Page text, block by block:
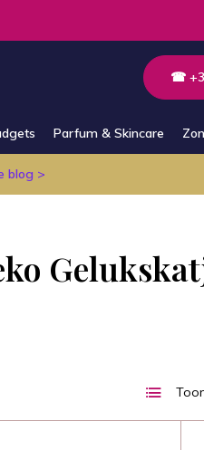
☎
Parfum & Skincare
blog >